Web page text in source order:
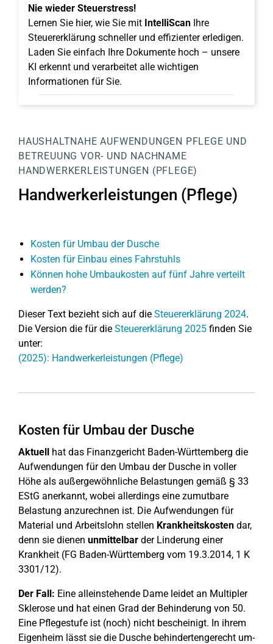
Nie wieder Steuerstress!
Lernen Sie hier, wie Sie mit IntelliScan Ihre
Steuererklärung schneller und effizienter erledigen.
Laden Sie einfach Ihre Dokumente hoch – unsere
KI erkennt und verarbeitet alle wichtigen
Informationen für Sie.
HAUSHALTNAHE AUFWENDUNGEN PFLEGE UND
BETREUUNG VOR- UND NACHNAME
HANDWERKERLEISTUNGEN (PFLEGE)
Handwerkerleistungen (Pflege)
Kosten für Umbau der Dusche
Kosten für Einbau eines Fahrstuhls
Können hohe Umbaukosten auf fünf Jahre verteilt
werden?
Dieser Text bezieht sich auf die Steuererklärung 2024.
Die Version die für die Steuererklärung 2025 finden Sie
unter:
(2025): Handwerkerleistungen (Pflege)
Kosten für Umbau der Dusche
Aktuell hat das Finanzgericht Baden-Württemberg die
Aufwendungen für den Umbau der Dusche in voller
Höhe als außergewöhnliche Belastungen gemäß § 33
EStG anerkannt, wobei allerdings eine zumutbare
Belastung anzurechnen ist. Die Aufwendungen für
Material und Arbeitslohn stellen Krankheitskosten dar,
denn sie dienen unmittelbar der Linderung einer
Krankheit (FG Baden-Württemberg vom 19.3.2014, 1 K
3301/12).
Der Fall: Eine alleinstehende Dame leidet an Multipler
Sklerose und hat einen Grad der Behinderung von 50.
Eine Pflegestufe ist (noch) nicht bescheinigt. In ihrem
Eigenheim lässt sie die Dusche behindertengerecht um-